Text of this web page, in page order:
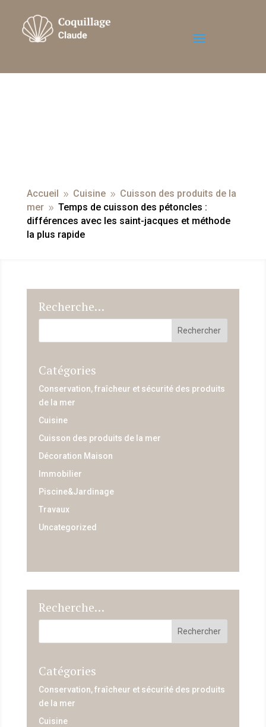
Accueil 9 Cuisine 9 Cuisson des produits de la
mer 9 Temps de cuisson des pétoncles :
différences avec les saint-jacques et méthode
la plus rapide
Recherche…
Catégories
Conservation, fraîcheur et sécurité des produits
de la mer
Cuisine
Cuisson des produits de la mer
Décoration Maison
Immobilier
Piscine&Jardinage
Travaux
Uncategorized
Recherche…
Catégories
Conservation, fraîcheur et sécurité des produits
de la mer
Cuisine